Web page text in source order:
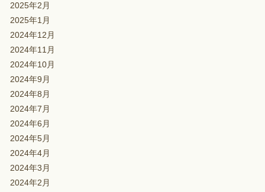
2025年2月
2025年1月
2024年12月
2024年11月
2024年10月
2024年9月
2024年8月
2024年7月
2024年6月
2024年5月
2024年4月
2024年3月
2024年2月